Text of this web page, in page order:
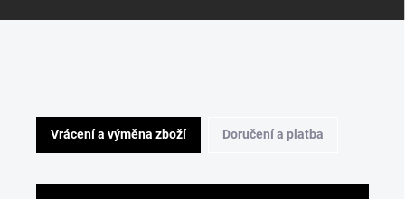
Vrácení a výměna zboží Doručení a platba